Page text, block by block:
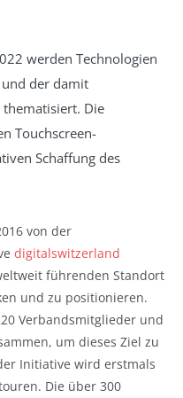
werden Technologien
und der damit
thematisiert. Die
Touchscreen-
Schaffung des
von der
digitalswitzerland
führenden Standort
und zu positionieren.
Verbandsmitglieder und
um dieses Ziel zu
Initiative wird erstmals
Die über 300